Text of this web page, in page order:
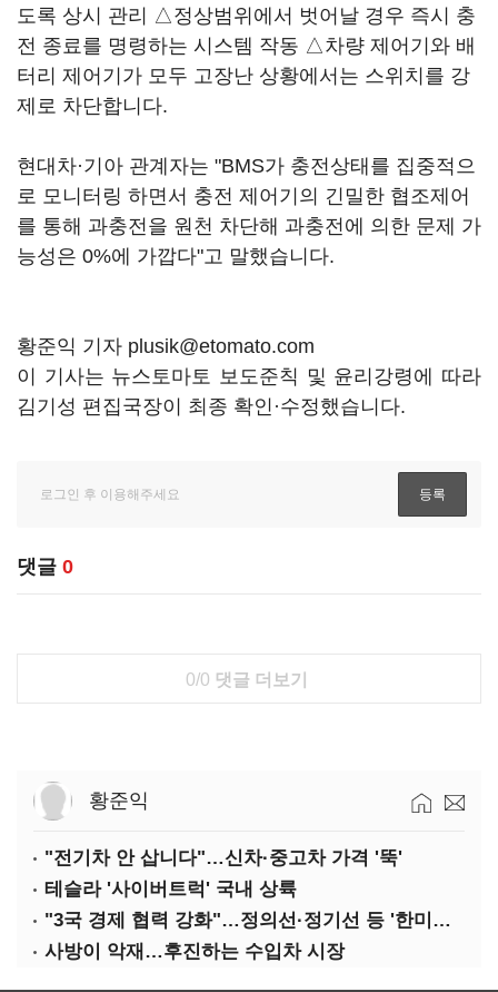
도록 상시 관리 △정상범위에서 벗어날 경우 즉시 충
전 종료를 명령하는 시스템 작동 △차량 제어기와 배
터리 제어기가 모두 고장난 상황에서는 스위치를 강
제로 차단합니다.
현대차·기아 관계자는 "BMS가 충전상태를 집중적으
로 모니터링 하면서 충전 제어기의 긴밀한 협조제어
를 통해 과충전을 원천 차단해 과충전에 의한 문제 가
능성은 0%에 가깝다"고 말했습니다.
황준익 기자 plusik@etomato.com
이 기사는 뉴스토마토 보도준칙 및 윤리강령에 따라
김기성 편집국장이 최종 확인·수정했습니다.
댓글 0
0/0 댓글 더보기
황준익
"전기차 안 삽니다"…신차·중고차 가격 '뚝'
테슬라 '사이버트럭' 국내 상륙
"3국 경제 협력 강화"…정의선·정기선 등 '한미일 경제대화' 참석
사방이 악재…후진하는 수입차 시장